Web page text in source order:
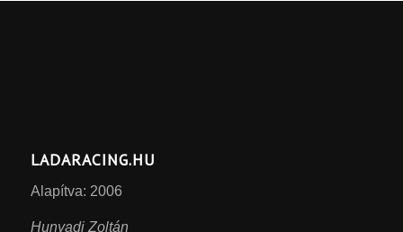
LADARACING.HU
Alapítva: 2006
Hunyadi Zoltán